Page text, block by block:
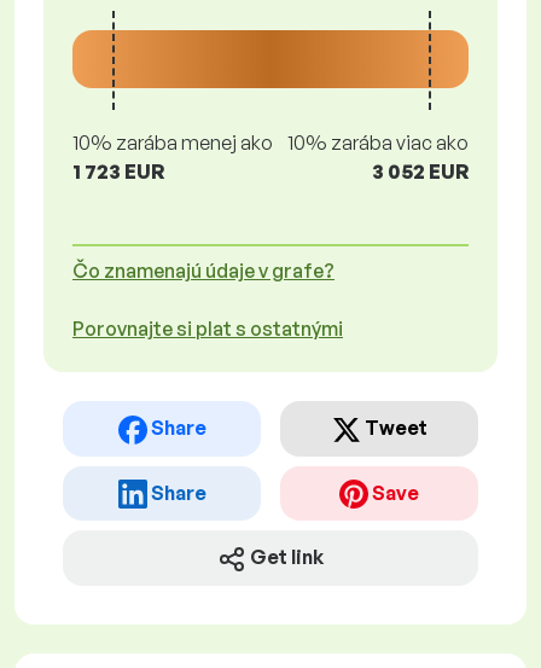
10% zarába menej ako
1 723 EUR
10% zarába viac ako
3 052 EUR
Čo znamenajú údaje v grafe?
Porovnajte si plat s ostatnými
Share Tweet
Share Save
Get link